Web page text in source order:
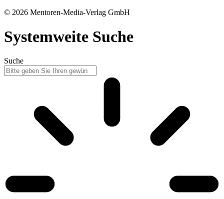
© 2026 Mentoren-Media-Verlag GmbH
Systemweite Suche
Suche